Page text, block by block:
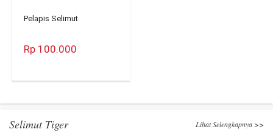
Pelapis Selimut
Rp 100.000
Selimut Tiger Lihat Selengkapnya >>